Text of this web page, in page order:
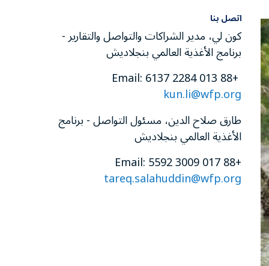
اتصل بنا
كون لي، مدير الشراكات والتواصل والتقارير -
برنامج الأغذية العالمي بنجلاديش
+88 013 2284 6137 Email:
kun.li@wfp.org
طارق صلاح الدين، مسئول التواصل - برنامج
الأغذية العالمي بنجلاديش
+88 017 3009 5592 Email:
tareq.salahuddin@wfp.org